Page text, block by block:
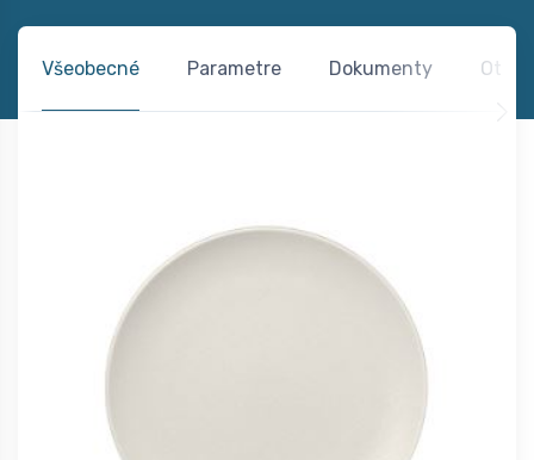
Všeobecné Parametre Dokumenty